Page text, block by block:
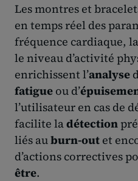
Les montres et
en temps réel des
fréquence cardiaque,
le niveau d’activité
enrichissent l’analyse
fatigue ou d’
l’utilisateur en cas de
facilite ladétection
liés auburn-out et
d’actions correctives
être.